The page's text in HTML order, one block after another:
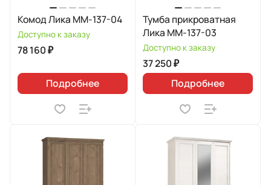
Комод Лика ММ-137-04
Доступно к заказу
78 160 ₽
Подробнее
Тумба прикроватная
Лика ММ-137-03
Доступно к заказу
37 250 ₽
Подробнее